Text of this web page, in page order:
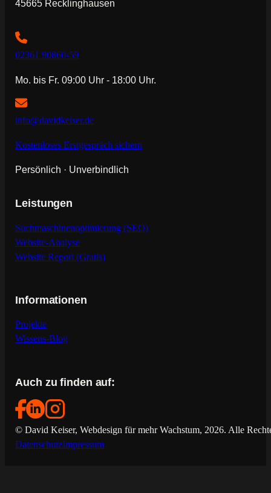
45665 Recklinghausen
02361 90860-59
Mo. bis Fr. 09:00 Uhr - 18:00 Uhr.
info@davidkeiser.de
Kostenloses Erstgespräch sichern
Persönlich · Unverbindlich
Leistungen
Suchmaschinenoptimierung (SEO)
Website-Analyse
Website Report (Gratis)
Informationen
Projekte
Wissens-Blog
Auch zu finden auf:
© David Keiser, Webdesign für mehr Wachstum, 2026. Alle
DatenschutzImpressum